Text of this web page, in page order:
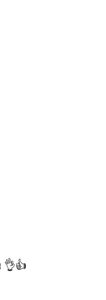
👌👍